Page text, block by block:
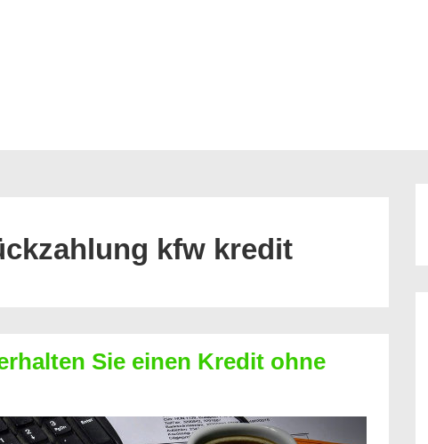
kfw kredit
Sie einen Kredit ohne